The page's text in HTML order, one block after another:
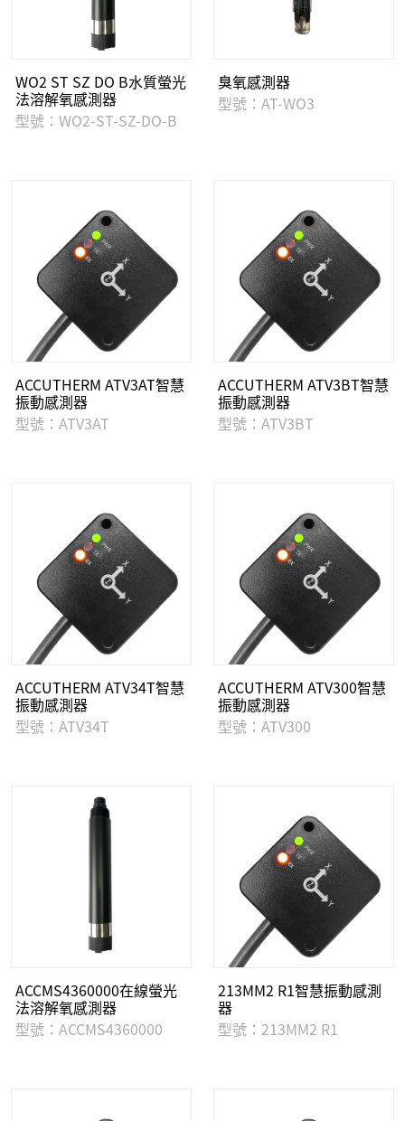
WO2 ST SZ DO B水質螢光
法溶解氧感測器
型號：WO2-ST-SZ-DO-B
臭氧感測器
型號：AT-WO3
ACCUTHERM ATV3AT智慧
振動感測器
型號：ATV3AT
ACCUTHERM ATV3BT智慧
振動感測器
型號：ATV3BT
ACCUTHERM ATV34T智慧
振動感測器
型號：ATV34T
ACCUTHERM ATV300智慧
振動感測器
型號：ATV300
ACCMS4360000在線螢光
法溶解氧感測器
型號：ACCMS4360000
213MM2 R1智慧振動感測
器
型號：213MM2 R1